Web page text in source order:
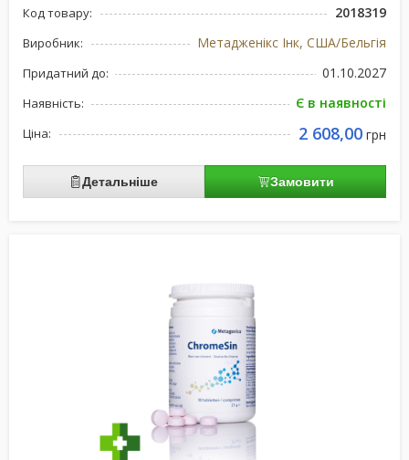
Код товару: 2018319
Виробник: Метадженікс Інк, США/Бельгія
Придатний до: 01.10.2027
Наявність: Є в наявності
Ціна: 2 608,00 грн
Детальніше Замовити